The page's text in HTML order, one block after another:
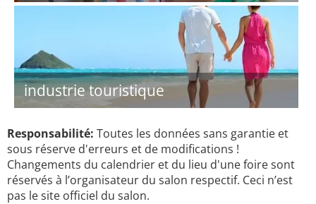
industrie touristique
Responsabilité: Toutes les données sans garantie et
sous réserve d'erreurs et de modifications !
Changements du calendrier et du lieu d'une foire sont
réservés à l’organisateur du salon respectif. Ceci n’est
pas le site officiel du salon.